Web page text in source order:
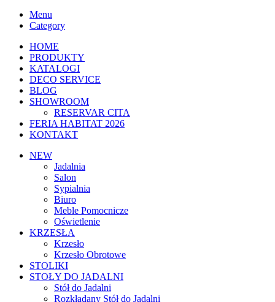
Menu
Category
HOME
PRODUKTY
KATALOGI
DECO SERVICE
BLOG
SHOWROOM
RESERVAR CITA
FERIA HABITAT 2026
KONTAKT
NEW
Jadalnia
Salon
Sypialnia
Biuro
Meble Pomocnicze
Oświetlenie
KRZESŁA
Krzesło
Krzesło Obrotowe
STOLIKI
STOŁY DO JADALNI
Stół do Jadalni
Rozkładany Stół do Jadalni